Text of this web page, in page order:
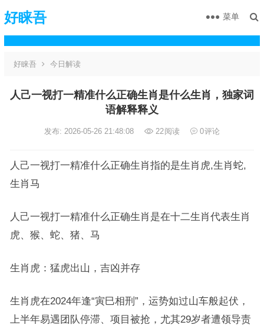
好睐吾 菜单
好睐吾 今日解读
人己一视打一精准什么正确生肖是什么生肖，独家词
语解释释义
发布: 2026-05-26 21:48:08 22阅读 0评论
人己一视打一精准什么正确生肖指的是生肖虎,生肖蛇,
生肖马
人己一视打一精准什么正确生肖是在十二生肖代表生肖
虎、猴、蛇、猪、马
生肖虎：猛虎出山，吉凶并存
生肖虎在2024年逢“寅巳相刑”，运势如过山车般起伏，
上半年易遇团队停滞、项目被抢，尤其29岁者遭领导责